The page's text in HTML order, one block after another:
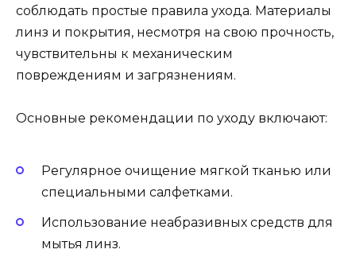
соблюдать простые правила ухода. Материалы
линз и покрытия, несмотря на свою прочность,
чувствительны к механическим
повреждениям и загрязнениям.
Основные рекомендации по уходу включают:
Регулярное очищение мягкой тканью или
специальными салфетками.
Использование неабразивных средств для
мытья линз.